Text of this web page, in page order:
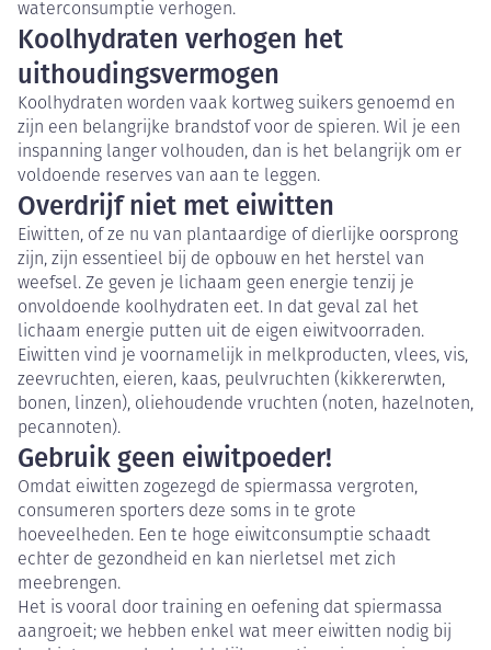
waterconsumptie verhogen.
Koolhydraten verhogen het
uithoudingsvermogen
Koolhydraten worden vaak kortweg suikers genoemd en
zijn een belangrijke brandstof voor de spieren. Wil je een
inspanning langer volhouden, dan is het belangrijk om er
voldoende reserves van aan te leggen.
Overdrijf niet met eiwitten
Eiwitten, of ze nu van plantaardige of dierlijke oorsprong
zijn, zijn essentieel bij de opbouw en het herstel van
weefsel. Ze geven je lichaam geen energie tenzij je
onvoldoende koolhydraten eet. In dat geval zal het
lichaam energie putten uit de eigen eiwitvoorraden.
Eiwitten vind je voornamelijk in melkproducten, vlees, vis,
zeevruchten, eieren, kaas, peulvruchten (kikkererwten,
bonen, linzen), oliehoudende vruchten (noten, hazelnoten,
pecannoten).
Gebruik geen eiwitpoeder!
Omdat eiwitten zogezegd de spiermassa vergroten,
consumeren sporters deze soms in te grote
hoeveelheden. Een te hoge eiwitconsumptie schaadt
echter de gezondheid en kan nierletsel met zich
meebrengen.
Het is vooral door training en oefening dat spiermassa
aangroeit; we hebben enkel wat meer eiwitten nodig bij